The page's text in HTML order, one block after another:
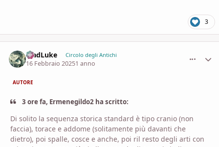
3
MadLuke Circolo degli Antichi
16 Febbraio 20251 anno
AUTORE
3 ore fa, Ermenegildo2 ha scritto:
Di solito la sequenza storica standard è tipo cranio (non
faccia), torace e addome (solitamente più davanti che
dietro), poi spalle, cosce e anche, poi ril resto degli arti con